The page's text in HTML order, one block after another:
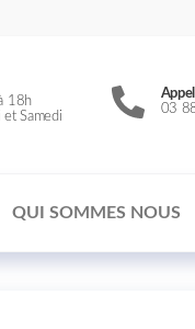
18h
et Samedi
03
QUI SOMMES NOUS